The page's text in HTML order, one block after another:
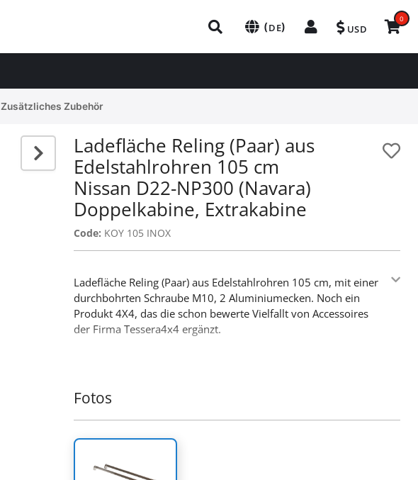
(DE) USD
0
Zusätzliches Zubehör
Ladefläche Reling (Paar) aus
Edelstahlrohren 105 cm
Nissan D22-NP300 (Navara)
Doppelkabine, Extrakabine
Code: KOY 105 INOX
Ladefläche Reling (Paar) aus Edelstahlrohren 105 cm, mit einer
durchbohrten Schraube M10, 2 Aluminiumecken. Noch ein
Produkt 4X4, das die schon bewerte Vielfallt von Accessoires
der Firma Tessera4x4 ergänzt.
Fotos